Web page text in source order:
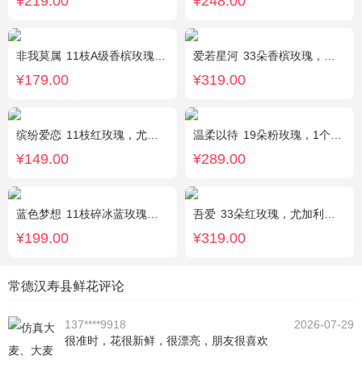
非我莫属 11枝A级香槟玫瑰，间插黄英、满天星，另加2只可爱小熊公仔（小熊以实物为准）。
¥179.00
爱若星河 33朵香槟玫瑰，白色满天星点缀
¥319.00
缤纷爱恋 11枝红玫瑰，尤加利叶搭配
¥149.00
温柔以待 19朵粉玫瑰，1个粉色绣球，1枝多头白百合，桔梗、满天星、绿叶搭配
¥289.00
蓝色梦想 11枝碎冰蓝玫瑰，洋甘菊和尤加利叶适量搭配
¥199.00
吾爱 33朵红玫瑰，尤加利绿叶搭配
¥319.00
常德汉寿县鲜花评论
137****9918
2026-07-29
很准时，花很新鲜，很漂亮，朋友很喜欢